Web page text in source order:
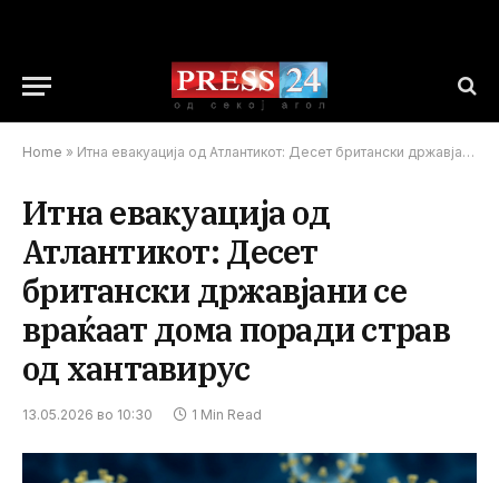
Home » Итна евакуација од Атлантикот: Десет британски државјани се враќаат дома поради страв од хантавирус
Итна евакуација од
Атлантикот: Десет
британски државјани се
враќаат дома поради страв
од хантавирус
13.05.2026 во 10:30 1 Min Read